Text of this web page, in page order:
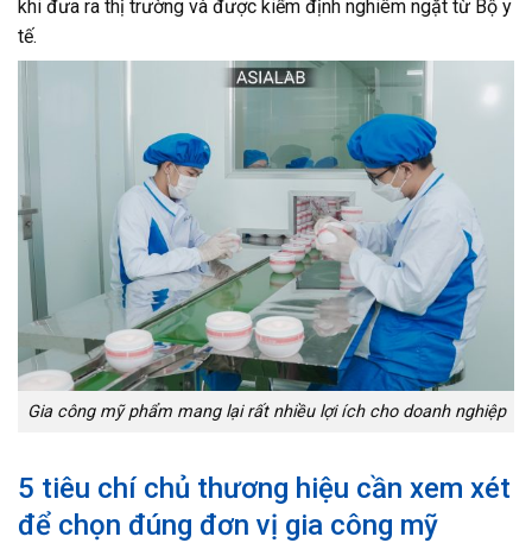
khi đưa ra thị trường và được kiểm định nghiêm ngặt từ Bộ y
tế.
Gia công mỹ phẩm mang lại rất nhiều lợi ích cho doanh nghiệp
5 tiêu chí chủ thương hiệu cần xem xét
để chọn đúng đơn vị gia công mỹ